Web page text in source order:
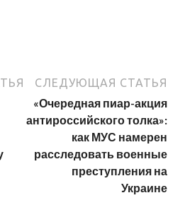
СЛЕДУЮЩАЯ СТАТЬЯ
«Очередная пиар-акция
антироссийского толка»:
как МУС намерен
расследовать военные
преступления на
Украине